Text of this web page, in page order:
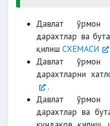
қўмитасининг
ушбу
оширилади.
Давлат ўрмон
дарахтлар ва
қилиш СХЕМАСИ
Давлат ўрмон
дарахтларни
.
Давлат ўрмон
дарахтлар ва